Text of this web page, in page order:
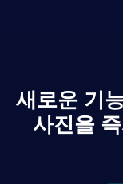
새로운 기
사진을